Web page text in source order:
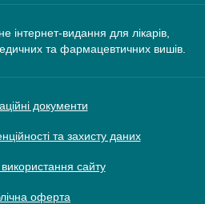
інтернет-видання для лікарів,
та фармацевтичних вишів.
документи
та захисту даних
сайту
оферта